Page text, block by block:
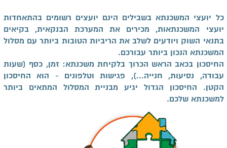
כל יועצי המשכנתא בשבילים הינם יועצים רשומים בהתאחדות
יועצי המשכנתאות, מכירים את המערכת הבנקאית, בקיאים
בתנאי השוק ויודעים לשלב את הריביות הטובות ביותר עם מסלול
המשכנתא הנכון ביותר עבורכם.
החיסכון בכאב הראש הכרוך בלקיחת משכנתא: זמן, כסף (שעות
עבודה, נסיעות, חנייה...), פגישות וטלפונים - הוא החיסכון
הקטן. החיסכון הגדול יגיע מבניית המסלול המתאים ביותר
למשכנתא שלכם.